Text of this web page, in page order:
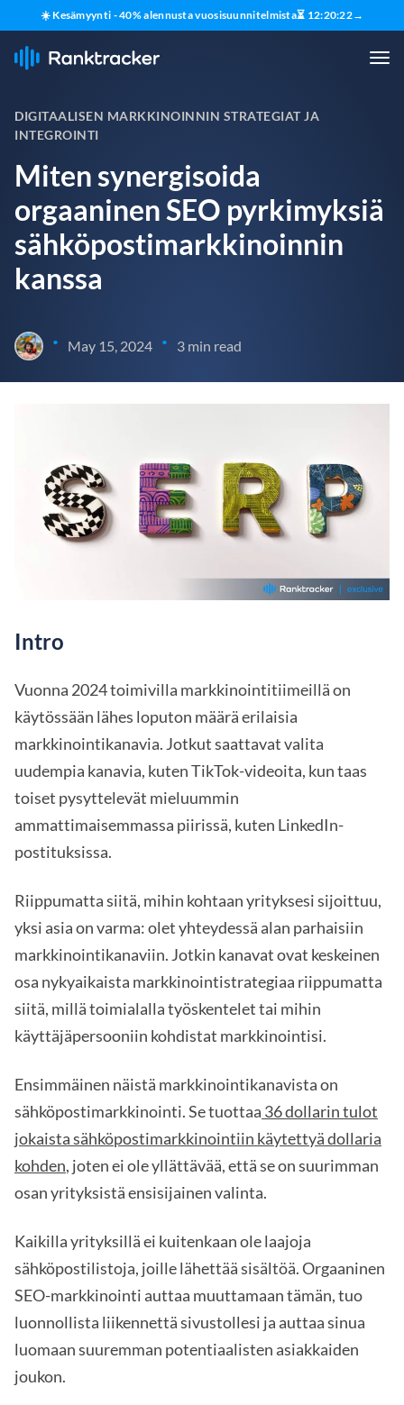
☀️ Kesämyynti - 40% alennusta vuosisuunnitelmista⏳ 12:20:21→
DIGITAALISEN MARKKINOINNIN STRATEGIAT JA
INTEGROINTI
Miten synergisoida
orgaaninen SEO pyrkimyksiä
sähköpostimarkkinoinnin
kanssa
• May 15, 2024 • 3 min read
Intro
Vuonna 2024 toimivilla markkinointitiimeillä on
käytössään lähes loputon määrä erilaisia
markkinointikanavia. Jotkut saattavat valita
uudempia kanavia, kuten TikTok-videoita, kun taas
toiset pysyttelevät mieluummin
ammattimaisemmassa piirissä, kuten LinkedIn-
postituksissa.
Riippumatta siitä, mihin kohtaan yrityksesi sijoittuu,
yksi asia on varma: olet yhteydessä alan parhaisiin
markkinointikanaviin. Jotkin kanavat ovat keskeinen
osa nykyaikaista markkinointistrategiaa riippumatta
siitä, millä toimialalla työskentelet tai mihin
käyttäjäpersooniin kohdistat markkinointisi.
Ensimmäinen näistä markkinointikanavista on
sähköpostimarkkinointi. Se tuottaa 36 dollarin tulot
jokaista sähköpostimarkkinointiin käytettyä dollaria
kohden, joten ei ole yllättävää, että se on suurimman
osan yrityksistä ensisijainen valinta.
Kaikilla yrityksillä ei kuitenkaan ole laajoja
sähköpostilistoja, joille lähettää sisältöä. Orgaaninen
SEO-markkinointi auttaa muuttamaan tämän, tuo
luonnollista liikennettä sivustollesi ja auttaa sinua
luomaan suuremman potentiaalisten asiakkaiden
joukon.